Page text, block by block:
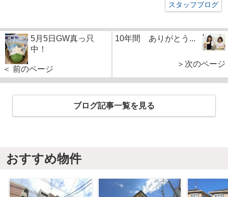
スタッフブログ
5月5日GW真っ只
中！
＜ 前のページ
10年間 ありがとう...
＞次のページ
ブログ記事一覧を見る
おすすめ物件